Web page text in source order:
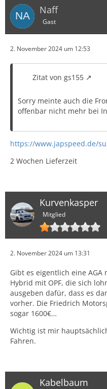
Naff
Gast
2. November 2024 um 12:53
Zitat von gs155
Sorry meinte auch die
offenbar nicht mehr bei
https://www.japspeed.de/
2 Wochen Lieferzeit
Kurvenkasper
Mitglied
2. November 2024 um 13:31
Gibt es eigentlich eine
Hybrid mit OPF, die sich
ausgeben dafür, dass es
vorher. Die Friedrich
sogar 1600€…
Wichtig ist mir
Fahren.
Kabelbaum